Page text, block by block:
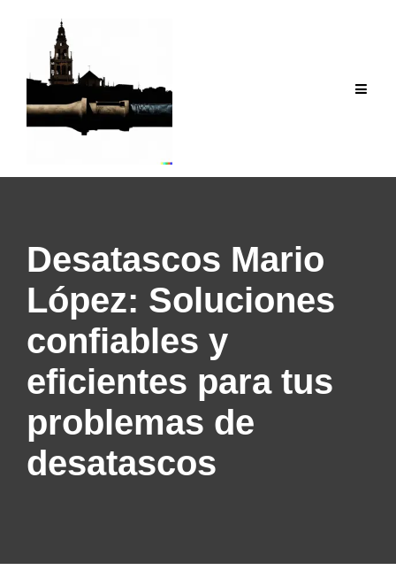
contenido
Desatascos Mario
López: Soluciones
confiables y
eficientes para tus
problemas de
desatascos